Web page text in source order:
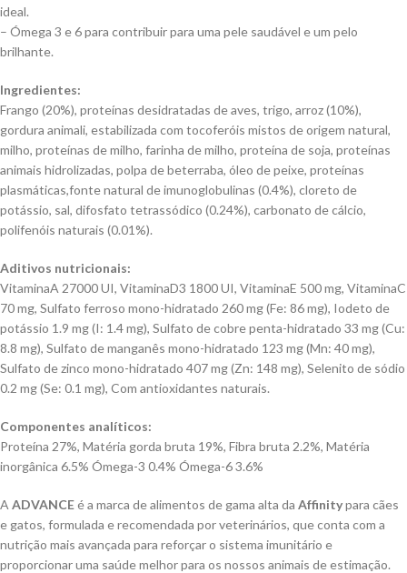
ideal.
– Ómega 3 e 6 para contribuir para uma pele saudável e um pelo
brilhante.
Ingredientes:
Frango (20%), proteínas desidratadas de aves, trigo, arroz (10%),
gordura animali, estabilizada com tocoferóis mistos de origem natural,
milho, proteínas de milho, farinha de milho, proteína de soja, proteínas
animais hidrolizadas, polpa de beterraba, óleo de peixe, proteínas
plasmáticas,fonte natural de imunoglobulinas (0.4%), cloreto de
potássio, sal, difosfato tetrassódico (0.24%), carbonato de cálcio,
polifenóis naturais (0.01%).
Aditivos nutricionais:
VitaminaA 27000 UI, VitaminaD3 1800 UI, VitaminaE 500 mg, VitaminaC
70 mg, Sulfato ferroso mono-hidratado 260 mg (Fe: 86 mg), Iodeto de
potássio 1.9 mg (I: 1.4 mg), Sulfato de cobre penta-hidratado 33 mg (Cu:
8.8 mg), Sulfato de manganês mono-hidratado 123 mg (Mn: 40 mg),
Sulfato de zinco mono-hidratado 407 mg (Zn: 148 mg), Selenito de sódio
0.2 mg (Se: 0.1 mg), Com antioxidantes naturais.
Componentes analíticos:
Proteína 27%, Matéria gorda bruta 19%, Fibra bruta 2.2%, Matéria
inorgânica 6.5% Ómega-3 0.4% Ómega-6 3.6%
A ADVANCEé a marca de alimentos de gama alta da Affinitypara cães
e gatos, formulada e recomendada por veterinários, que conta com a
nutrição mais avançada para reforçar o sistema imunitário e
proporcionar uma saúde melhor para os nossos animais de estimação.